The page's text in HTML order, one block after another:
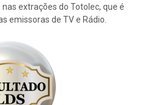
extrações do Totolec, que é
emissoras de TV e Rádio.